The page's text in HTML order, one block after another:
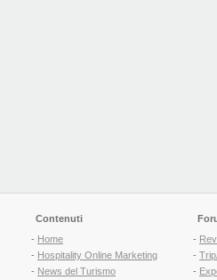
Contenuti
- Home
- Hospitality Online Marketing
- News del Turismo
-
-
-